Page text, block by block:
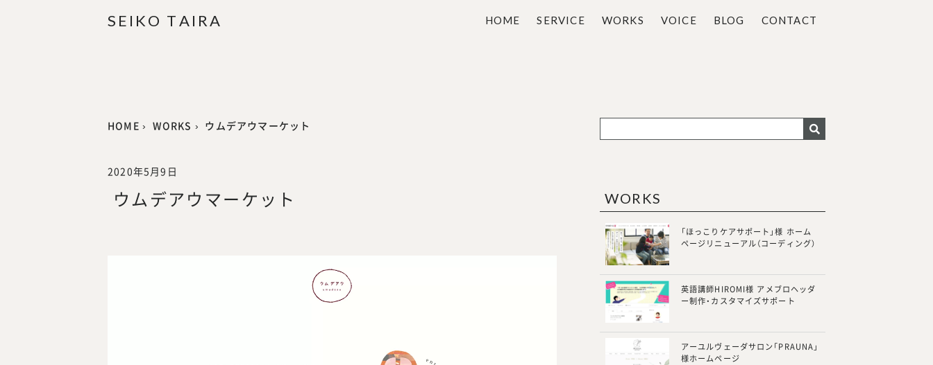
S EIKO TAI RA HOME SERVICE WORKS VOICE BLOG CONTACT
HOME › WORKS › ウムデアウマーケット
2020年5月9日
ウムデアウマーケット WORKS
「ほっこりケアサポート」様 ホーム
ページリニューアル（コーディング）
英語講師HIROMI様 アメブロヘッダ
ー制作・カスタマイズサポート
アーユルヴェーダサロン「PRAUNA」
様ホームページ